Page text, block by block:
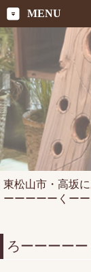
MENU
東松山市・高坂
ーーーーーくー
ろーーーー